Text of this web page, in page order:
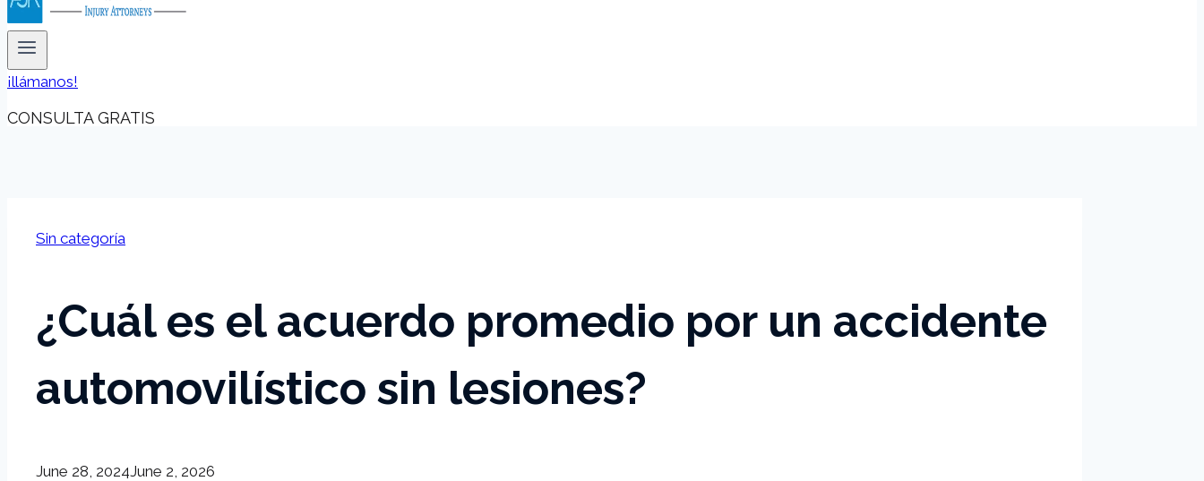
¡llámanos!
CONSULTA GRATIS
Sin categoría
¿Cuál es el acuerdo promedio por un accidente
automovilístico sin lesiones?
June 28, 2024June 2, 2026